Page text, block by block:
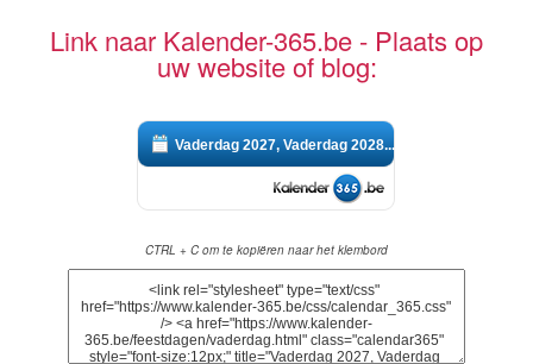
Link naar Kalender-365.be - Plaats op
uw website of blog:
Vaderdag 2027, Vaderdag 2028...
CTRL + C om te kopiëren naar het klembord